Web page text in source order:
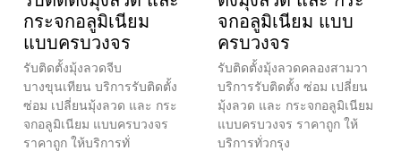
กระจกอลูมิเนียม
แบบครบวงจร
รับติดตั้งมุ้งลวดจีบ
บางขุนเทียน บริการรับติดตั้ง
ซ่อม เปลี่ยนมุ้งลวด และ กระ
จกอลูมิเนียม แบบครบวงจร
ราคาถูก ให้บริการทั่
จกอลูมิเนียม แบบ
ครบวงจร
รับติดตั้งมุ้งลวดคลองสามวา
บริการรับติดตั้ง ซ่อม เปลี่ยน
มุ้งลวด และ กระจกอลูมิเนียม
แบบครบวงจร ราคาถูก ให้
บริการทั่วกรุง